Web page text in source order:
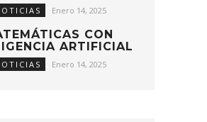
Enero 14, 2025
CON
ARTIFICIAL
Enero 14, 2025